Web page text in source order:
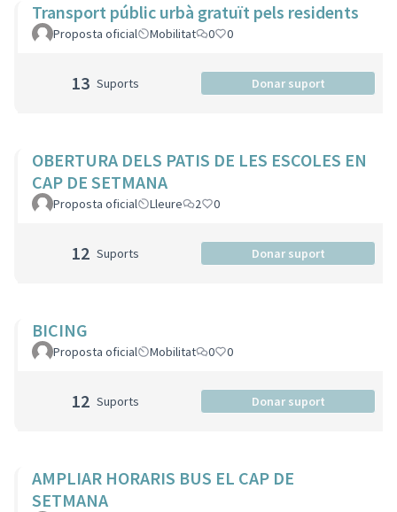
Transport públic urbà gratuït pels residents
Proposta oficial Mobilitat 0 0
13 Suports Donar suport
OBERTURA DELS PATIS DE LES ESCOLES EN
CAP DE SETMANA
Proposta oficial Lleure 2 0
12 Suports Donar suport
BICING
Proposta oficial Mobilitat 0 0
12 Suports Donar suport
AMPLIAR HORARIS BUS EL CAP DE
SETMANA